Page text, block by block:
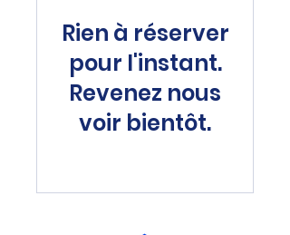
Rien à réserver
pour l'instant.
Revenez nous
voir bientôt.